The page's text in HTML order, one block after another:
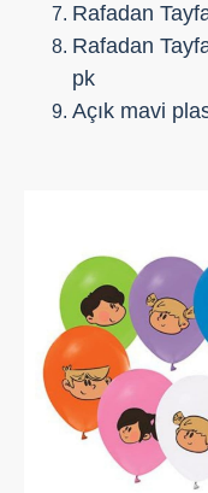
Rafadan
Rafadan
pk
Açık mavi